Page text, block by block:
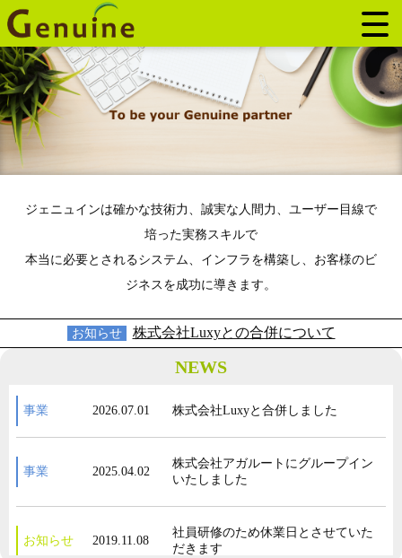
ジェニュインは確かな技術力、誠実な人間力、ユーザー目線で
培った実務スキルで
本当に必要とされるシステム、インフラを構築し、お客様のビ
ジネスを成功に導きます。
お知らせ 株式会社Luxyとの合併について
NEWS
事業 2026.07.01 株式会社Luxyと合併しました
事業 2025.04.02
株式会社アガルートにグループイン
いたしました
お知らせ 2019.11.08
社員研修のため休業日とさせていた
だきます